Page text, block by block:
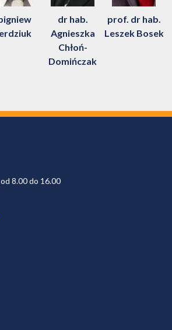
dr hab.
Agnieszka
Chłoń-
Domińczak
prof. dr hab.
Leszek Bosek
8.00 do 16.00